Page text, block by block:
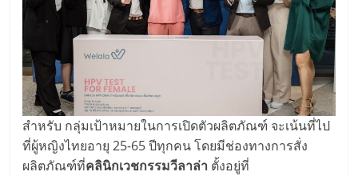
สำหรับ กลุ่มเป้าหมายในการเปิดตัวผลิตภัณฑ์ จะเน้นที่ไป
ที่ผู้หญิงไทยอายุ 25-65 ปีทุกคน โดยมีช่องทางการสั่ง
ผลิตภัณฑ์ที่คลินิกเวชกรรมวีลาล่า ตั้งอยู่ที่